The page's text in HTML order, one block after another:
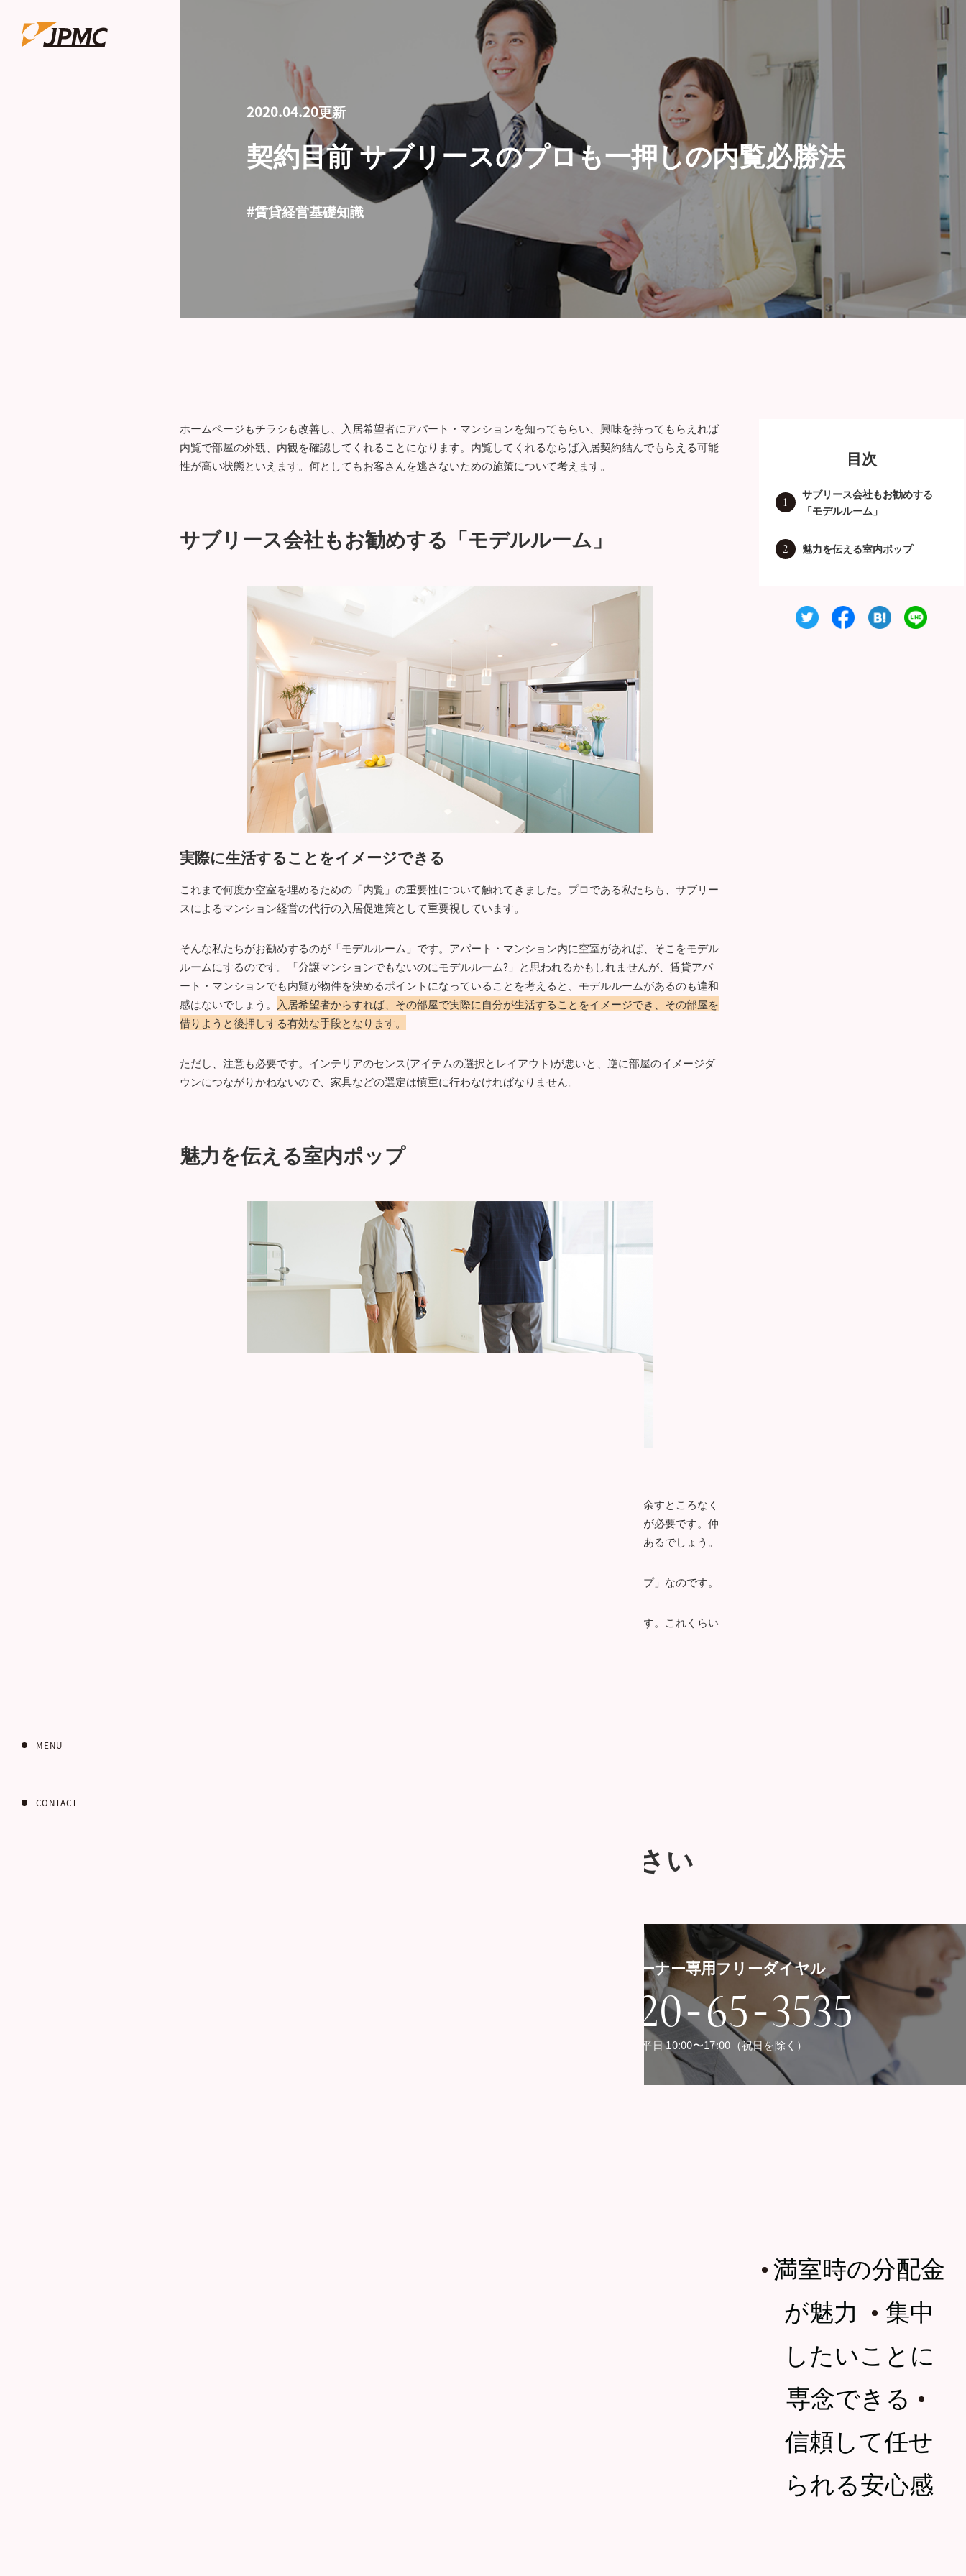
MENU
CONTACT
2020.04.20更新
契約目前 サブリースのプロも一押しの内覧必勝法
#賃貸経営基礎知識
目次
1
サブリース会社もお勧めする
「モデルルーム」
2 魅力を伝える室内ポップ
ホームページもチラシも改善し、入居希望者にアパート・マンションを知ってもらい、興味を持ってもらえれば
内覧で部屋の外観、内観を確認してくれることになります。内覧してくれるならば入居契約結んでもらえる可能
性が高い状態といえます。何としてもお客さんを逃さないための施策について考えます。
サブリース会社もお勧めする「モデルルーム」
実際に生活することをイメージできる
これまで何度か空室を埋めるための「内覧」の重要性について触れてきました。プロである私たちも、サブリー
スによるマンション経営の代行の入居促進策として重要視しています。
そんな私たちがお勧めするのが「モデルルーム」です。アパート・マンション内に空室があれば、そこをモデル
ルームにするのです。「分譲マンションでもないのにモデルルーム?」と思われるかもしれませんが、賃貸アパ
ート・マンションでも内覧が物件を決めるポイントになっていることを考えると、モデルルームがあるのも違和
感はないでしょう。
入居希望者からすれば、その部屋で実際に自分が生活することをイメージでき、その部屋を
借りようと後押しする有効な手段となります。
ただし、注意も必要です。インテリアのセンス(アイテムの選択とレイアウト)が悪いと、逆に部屋のイメージダ
ウンにつながりかねないので、家具などの選定は慎重に行わなければなりません。
魅力を伝える室内ポップ
内覧に同行する前の、カウンターでの物件説明で、営業担当者がその物件のアピールポイントを余すところなく
入居希望者に伝えられればいいのですが、部屋の詳細を全て把握していないこともあるから注意が必要です。仲
介業者は膨大な量の物件を扱っていますし、中には熟練度の低い営業担当者に任せられることもあるでしょう。
そこで、どのような営業担当者の内覧でも部屋の魅力を最大限に伝えられるツールが「室内ポップ」なのです。
アパート・マンションの内覧は、その部屋の魅力を入居希望者にアピールする最大のチャンスです。これくらい
ご相談ください
オーナー専用フリーダイヤル
0120-65-3535
平日 10:00〜17:00（祝日を除く）
・満室時の分配金
が魅力 ・集中
したいことに
専念できる ・
信頼して任せ
られる安心感